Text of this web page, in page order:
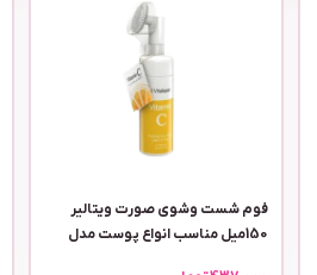
فوم شست وشوی صورت ویتالیر
150میل مناسب انواع پوست مدل